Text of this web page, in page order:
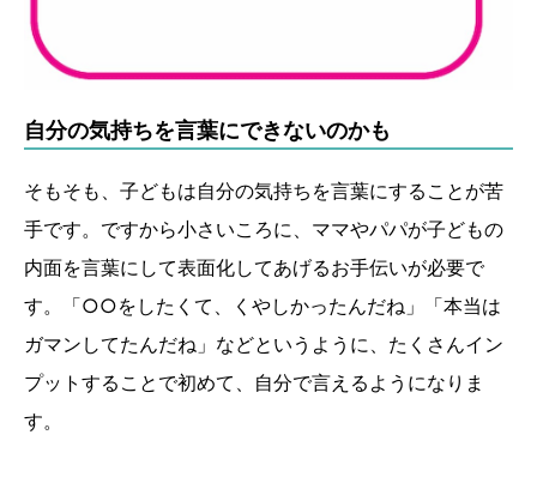
自分の気持ちを言葉にできないのかも
そもそも、子どもは自分の気持ちを言葉にすることが苦
手です。ですから小さいころに、ママやパパが子どもの
内面を言葉にして表面化してあげるお手伝いが必要で
す。「○○をしたくて、くやしかったんだね」「本当は
ガマンしてたんだね」などというように、たくさんイン
プットすることで初めて、自分で言えるようになりま
す。